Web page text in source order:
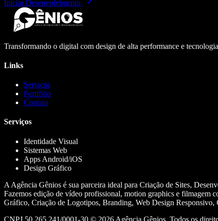
Iniciar Desenvolvimento
Transformando o digital com design de alta performance e
Links
Serviços
Portfólio
Contato
Serviços
Identidade Visual
Sistemas Web
Apps Android/iOS
Design Gráfico
A Agência Gênios é sua parceira ideal para Criação de Sites,
Fazemos edição de vídeo profissional, motion graphics e filmagem
Gráfico, Criação de Logotipos, Branding, Web Design Responsivo,
CNPJ 50.265.241/0001-30 © 2026 Agência Gênios. Todos os